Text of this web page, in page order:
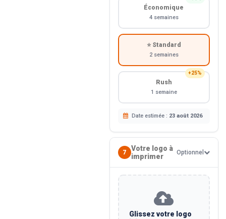
Économique
4 semaines
⭐ Standard
2 semaines
+25%
Rush
1 semaine
Date estimée : 23 août 2026
7
Votre logo à
imprimer
Optionnel
Glissez votre logo